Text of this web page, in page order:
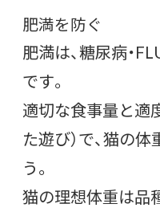
肥満を防ぐ
肥満は、糖尿病・
です。
適切な食事量と適
た遊び）で、猫の
う。
猫の理想体重は品